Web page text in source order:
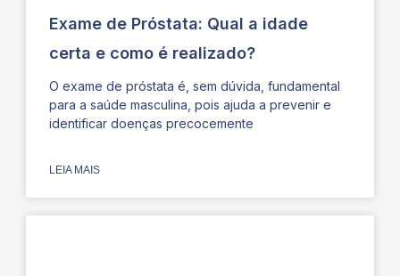
Exame de Próstata: Qual a idade
certa e como é realizado?
O exame de próstata é, sem dúvida, fundamental
para a saúde masculina, pois ajuda a prevenir e
identificar doenças precocemente
LEIA MAIS